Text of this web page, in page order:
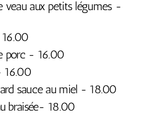
veau aux petits légumes -
porc - 16.00
16.00
sauce au miel - 18.00
braisée- 18.00